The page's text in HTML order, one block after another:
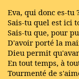
Eva, qui donc es-tu
Sais-tu quel est ici
Sais-tu que, pour
D'avoir porté la
Dieu permit
En tout temps, à
Tourmenté de